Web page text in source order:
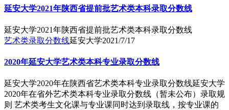
延安大学2021年陕西省提前批艺术类本科录取分数线
延安大学2021年陕西省提前批艺术类本科录取分数线
艺术类录取分数线延安大学2021/7/17
2020年延安大学艺术类本科专业录取分数线
延安大学2020年在陕西省艺术类本科专业录取分数线延安大学
2020年在省外艺术类本科专业录取分数线（暂未公布）录取规
则 艺术类考生文化课与专业课同时达到录取线，按专业课的